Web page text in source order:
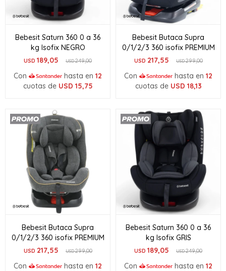
Bebesit Saturn 360 0 a 36
kg Isofix NEGRO
USD 189,05 USD249,00
Con hasta en 12
cuotas de USD 15,75
Bebesit Butaca Supra
0/1/2/3 360 isofix PREMIUM
USD 217,55 USD299,00
Con hasta en 12
cuotas de USD 18,13
Bebesit Butaca Supra
0/1/2/3 360 isofix PREMIUM
USD 217,55 USD299,00
Con hasta en 12
Bebesit Saturn 360 0 a 36
kg Isofix GRIS
USD 189,05 USD249,00
Con hasta en 12